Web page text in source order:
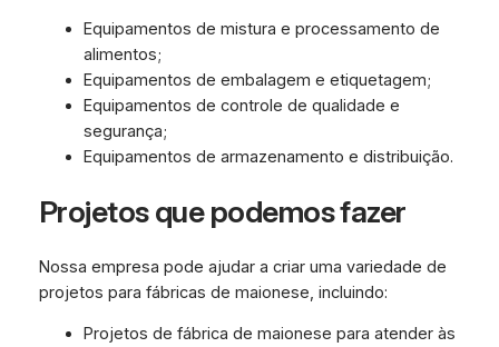
Equipamentos de mistura e processamento de
alimentos;
Equipamentos de embalagem e etiquetagem;
Equipamentos de controle de qualidade e
segurança;
Equipamentos de armazenamento e distribuição.
Projetos que podemos fazer
Nossa empresa pode ajudar a criar uma variedade de
projetos para fábricas de maionese, incluindo:
Projetos de fábrica de maionese para atender às